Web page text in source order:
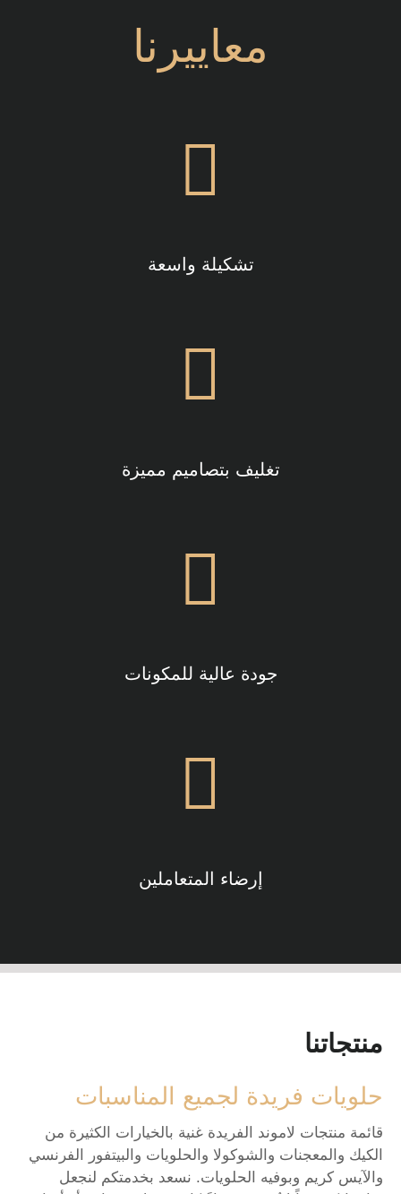
معاييرنا
تشكيلة واسعة
تغليف بتصاميم مميزة
جودة عالية للمكونات
إرضاء المتعاملين
منتجاتنا
حلويات فريدة لجميع المناسبات
قائمة منتجات لاموند الفريدة غنية بالخيارات الكثيرة من
الكيك والمعجنات والشوكولا والحلويات والبيتفور الفرنسي
والآيس كريم وبوفيه الحلويات. نسعد بخدمتكم لنجعل